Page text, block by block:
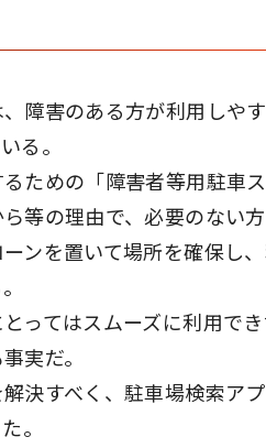
障害のある方が利用しや
る。
ための「障害者等用駐車
等の理由で、必要のない
ンを置いて場所を確保し
ってはスムーズに利用で
実だ。
決すべく、駐車場検索ア
。